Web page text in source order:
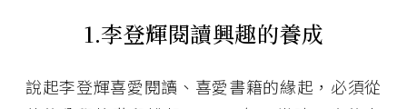
1.李登輝閱讀興趣的養成
說起李登輝喜愛閱讀、喜愛書籍的緣起，必須從